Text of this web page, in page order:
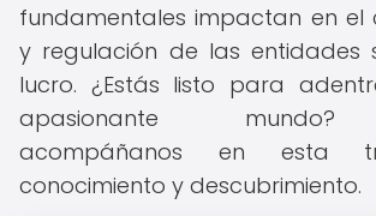
fundamentales impactan en el
y regulación de las entidades
lucro. ¿Estás listo para
apasionante mundo?
acompáñanos en esta
conocimiento y descubrimiento.